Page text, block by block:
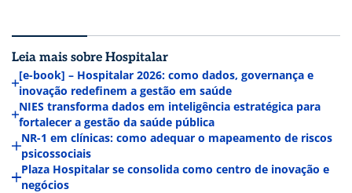
Leia mais sobre Hospitalar
[e-book] – Hospitalar 2026: como dados, governança e
inovação redefinem a gestão em saúde
NIES transforma dados em inteligência estratégica para
fortalecer a gestão da saúde pública
NR-1 em clínicas: como adequar o mapeamento de riscos
psicossociais
Plaza Hospitalar se consolida como centro de inovação e
negócios